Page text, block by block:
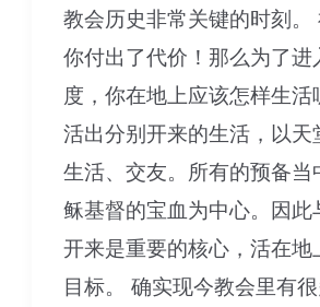
教会历史非常关键的时刻。
你付出了代价！那么为了进
度，你在地上应该怎样生活
活出分别开来的生活，以天
生活、交友。所有的预备当
稣基督的宝血为中心。因此
开来是重要的核心，活在地
目标。 确实现今教会里有